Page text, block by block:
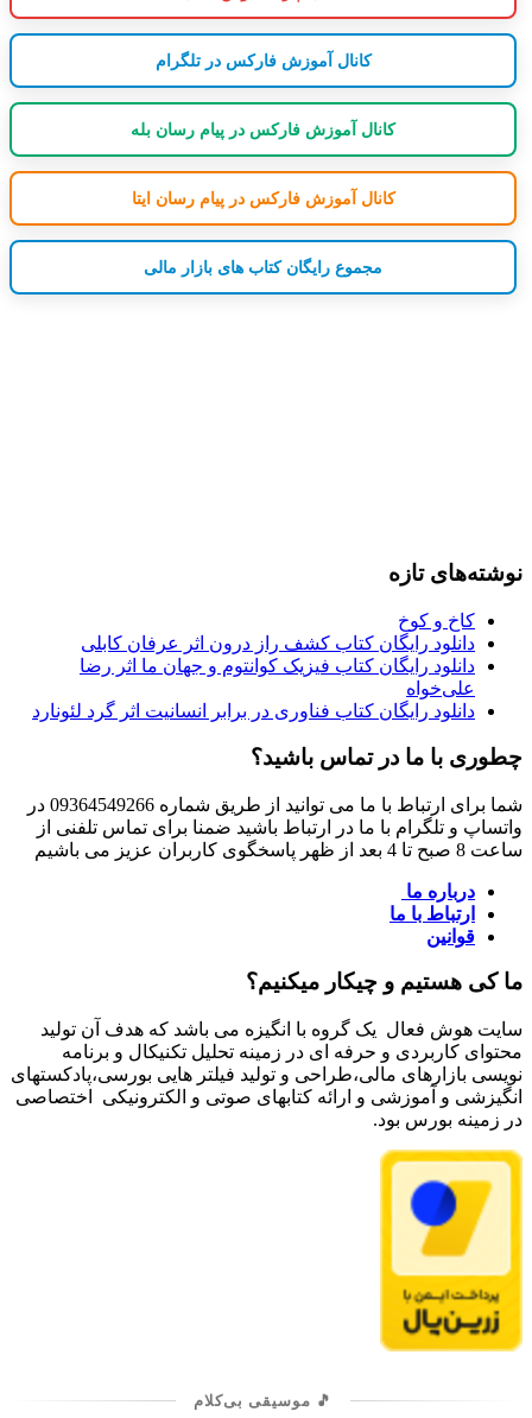
کانال آموزش فارکس در تلگرام
کانال آموزش فارکس در پیام رسان بله
کانال آموزش فارکس در پیام رسان ایتا
مجموع رایگان کتاب های بازار مالی
نوشته‌های تازه
کاخ و کوخ
دانلود رایگان کتاب کشف راز درون اثر عرفان کابلی
دانلود رایگان کتاب فیزیک کوانتوم و جهان ما اثر رضا
علی‌خواه
دانلود رایگان کتاب فناوری در برابر انسانیت اثر گرد لئونارد
چطوری با ما در تماس باشید؟
شما برای ارتباط با ما می توانید از طریق شماره 09364549266 در
واتساپ و تلگرام با ما در ارتباط باشید ضمنا برای تماس تلفنی از
ساعت 8 صبح تا 4 بعد از ظهر پاسخگوی کاربران عزیز می باشیم
درباره ما
ارتباط با ما
قوانین
ما کی هستیم و چیکار میکنیم؟
سایت هوش فعال یک گروه با انگیزه می باشد که هدف آن تولید
محتوای کاربردی و حرفه ای در زمینه تحلیل تکنیکال و برنامه
نویسی بازارهای مالی،طراحی و تولید فیلتر هایی بورسی،پادکستهای
انگیزشی و آموزشی و ارائه کتابهای صوتی و الکترونیکی اختصاصی
در زمینه بورس بود.
🎵 موسیقی بی‌کلام